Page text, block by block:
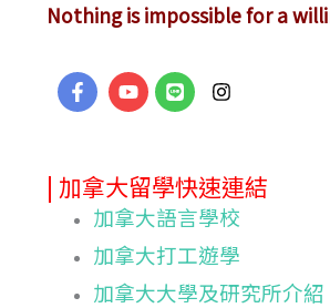
Nothing is impossible for a
| 加拿大留學快速連結
加拿大語言學校
加拿大打工遊學
加拿大大學及研究所介紹